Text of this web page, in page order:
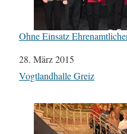
Ohne Einsatz
Datum
28. März 2015
In Bezug auf
Vogtlandhalle Greiz